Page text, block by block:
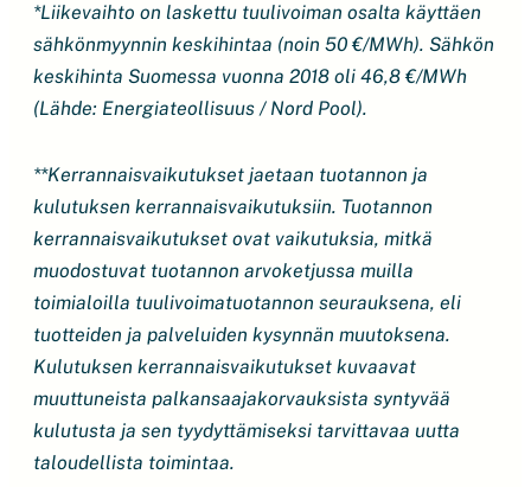
*Liikevaihto on laskettu tuulivoiman osalta käyttäen
sähkönmyynnin keskihintaa (noin 50 €/MWh). Sähkön
keskihinta Suomessa vuonna 2018 oli 46,8 €/MWh
(Lähde: Energiateollisuus / Nord Pool).
**Kerrannaisvaikutukset jaetaan tuotannon ja
kulutuksen kerrannaisvaikutuksiin. Tuotannon
kerrannaisvaikutukset ovat vaikutuksia, mitkä
muodostuvat tuotannon arvoketjussa muilla
toimialoilla tuulivoimatuotannon seurauksena, eli
tuotteiden ja palveluiden kysynnän muutoksena.
Kulutuksen kerrannaisvaikutukset kuvaavat
muuttuneista palkansaajakorvauksista syntyvää
kulutusta ja sen tyydyttämiseksi tarvittavaa uutta
taloudellista toimintaa.